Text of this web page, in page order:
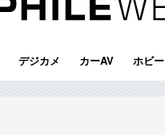
デジカメ カーAV ホビー